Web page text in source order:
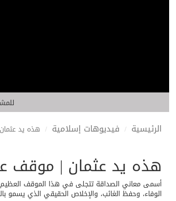
الرئيسية فيديوهات إسلامية هذه يد
هذه يد عثمان | موقف
أسمى معاني الصداقة تتجلى في هذا الموقف العظيم
الوفاء، وحفظ الغائب، والإخلاص الحقيقي الذي يسمو